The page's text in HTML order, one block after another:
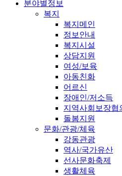
분야별정보
복지
복지메인
정보안내
복지시설
상담지원
여성/보육
아동친화
어르신
장애인/저소득
지역사회보장협
돌봄지원
문화/관광/체육
강동관광
역사/국가유산
선사문화축제
생활체육